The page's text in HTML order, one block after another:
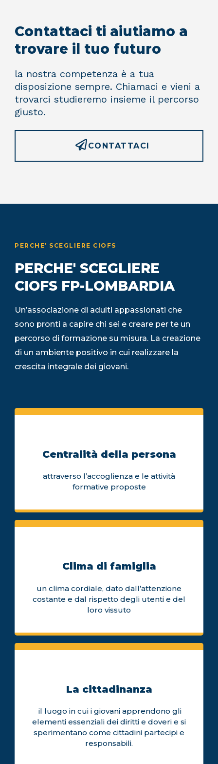
Contattaci ti aiutiamo a
trovare il tuo futuro
la nostra competenza è a tua
disposizione sempre. Chiamaci e vieni a
trovarci studieremo insieme il percorso
giusto.
CONTATTACI
PERCHE’ SCEGLIERE CIOFS
PERCHE' SCEGLIERE
CIOFS FP-LOMBARDIA
Un’associazione di adulti appassionati che
sono pronti a capire chi sei e creare per te un
percorso di formazione su misura. La creazione
di un ambiente positivo in cui realizzare la
crescita integrale dei giovani.
Centralità della persona
attraverso l’accoglienza e le attività
formative proposte
Clima di famiglia
un clima cordiale, dato dall’attenzione
costante e dal rispetto degli utenti e del
loro vissuto
La cittadinanza
il luogo in cui i giovani apprendono gli
elementi essenziali dei diritti e doveri e si
sperimentano come cittadini partecipi e
responsabili.